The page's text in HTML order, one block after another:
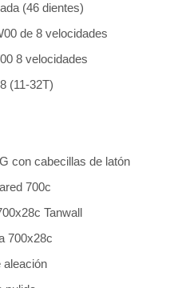
(46 dientes)
de 8 velocidades
8 velocidades
(11-32T)
con cabecillas de latón
700c
Tanwall
700x28c
aleación